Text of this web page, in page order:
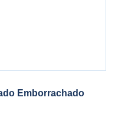
Emborrachado